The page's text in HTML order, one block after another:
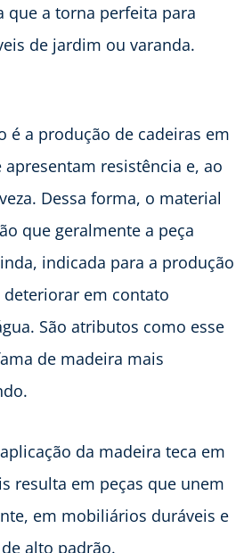
que a torna perfeita para
de jardim ou varanda.
é a produção de cadeiras em
resistência e, ao
Dessa forma, o material
que geralmente a peça
indicada para a produção
deteriorar em contato
São atributos como esse
de madeira mais
da madeira teca em
resulta em peças que unem
em mobiliários duráveis e
alto padrão.